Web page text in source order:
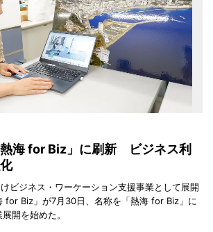
海 for Biz」に刷新 ビジネス利
ビジネス・ワーケーション支援事業として展開
for Biz」が7月30日、名称を「熱海 for Biz」に
開を始めた。